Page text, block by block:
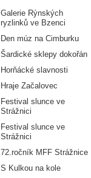
Galerie Rýnských
ryzlinků ve Bzenci
Den múz na Cimburku
Šardické sklepy dokořán
Horňácké slavnosti
Hraje Začalovec
Festival slunce ve
Strážnici
Festival slunce ve
Strážnici
72.ročník MFF Strážnice
S Kulkou na kole